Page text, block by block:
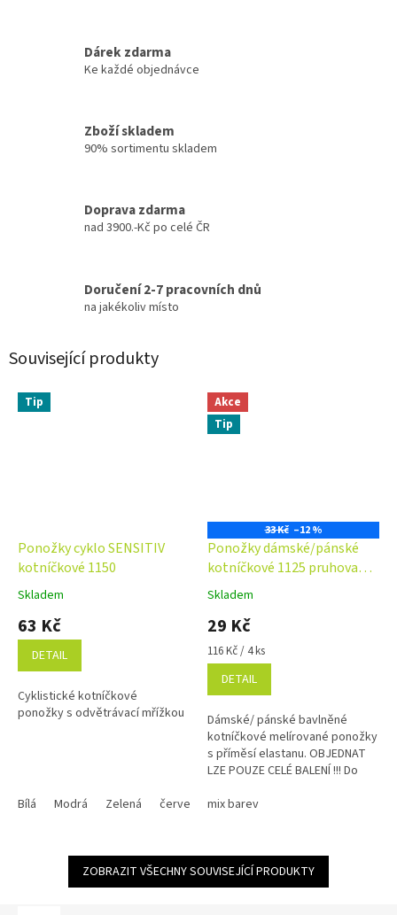
Dárek zdarma
Ke každé objednávce
Zboží skladem
90% sortimentu skladem
Doprava zdarma
nad 3900.-Kč po celé ČR
Doručení 2-7 pracovních dnů
na jakékoliv místo
Související produkty
Tip
Ponožky cyklo SENSITIV
kotníčkové 1150
Průměrné
hodnocení
produktu
5,0
5
hvězdiček.
Skladem
63 Kč
DETAIL
Cyklistické kotníčkové
ponožky s odvětrávací mřížkou
Bílá Modrá Zelená červená
Akce
Tip
33 Kč –12 %
Ponožky dámské/pánské
kotníčkové 1125 pruhované
balení 4 páry
Průměrné
hodnocení
produktu
je
5,0
5
hvězdiček.
Skladem
29 Kč
Měrná
cena:
116 Kč / 4 ks
DETAIL
Dámské/ pánské bavlněné
kotníčkové melírované ponožky
s příměsí elastanu. OBJEDNAT
LZE POUZE CELÉ BALENÍ !!! Do
velikosti = balení !
mix barev
ZOBRAZIT VŠECHNY SOUVISEJÍCÍ PRODUKTY